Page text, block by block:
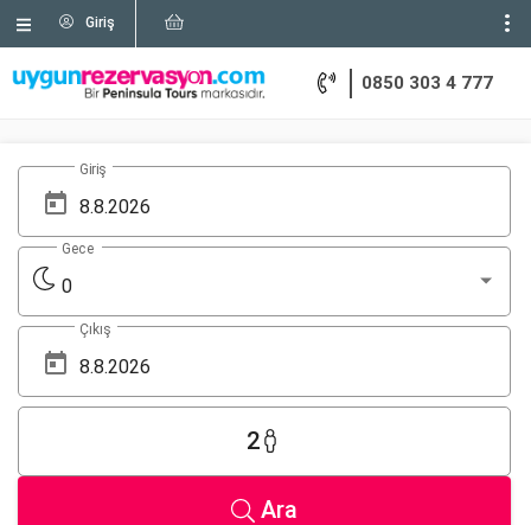
Giriş
0850 303 4 777
Giriş
0
Gece
Çıkış
2
Ara